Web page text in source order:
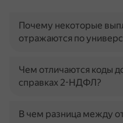
Почему некоторые
отражаются по
Чем отличаются коды
справках 2-НДФЛ?
В чем разница между